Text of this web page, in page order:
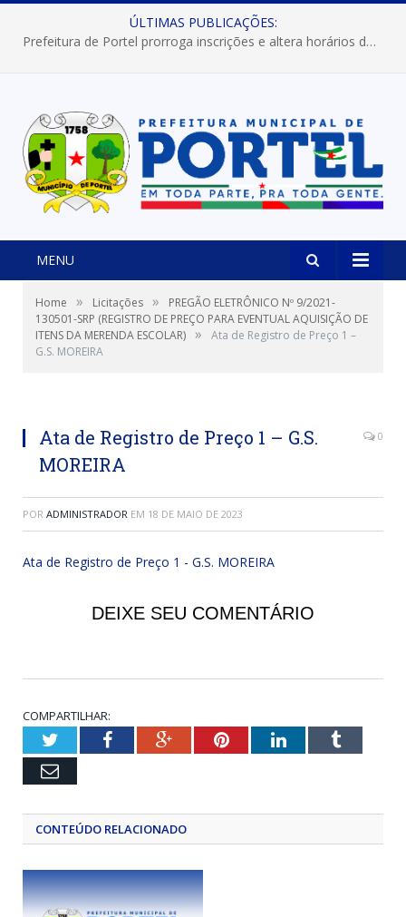
ÚLTIMAS PUBLICAÇÕES:
Prefeitura de Portel prorroga inscrições e altera horários dos concursos “Musa” e “Miss Mix Verão 2026”
MENU
Home » Licitações »
PREGÃO ELETRÔNICO Nº 9/2021-
130501-SRP (REGISTRO DE PREÇO PARA EVENTUAL AQUISIÇÃO DE
ITENS DA MERENDA ESCOLAR) »
Ata de Registro de Preço 1 –
G.S. MOREIRA
Ata de Registro de Preço 1 – G.S.
MOREIRA
0
POR ADMINISTRADOR EM 18 DE MAIO DE 2023
Ata de Registro de Preço 1 - G.S. MOREIRA
DEIXE SEU COMENTÁRIO
COMPARTILHAR:
TwitterFacebookGoogle+PinterestLinkedInTumblr
Email
CONTEÚDO RELACIONADO